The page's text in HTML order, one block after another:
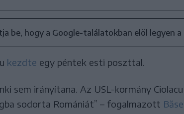
be, hogy a Google-találatokban elöl legyen a
kezdte egy péntek esti poszttal.
sem irányítana. Az USL-kormány
sodorta Romániát” – fogalmazott